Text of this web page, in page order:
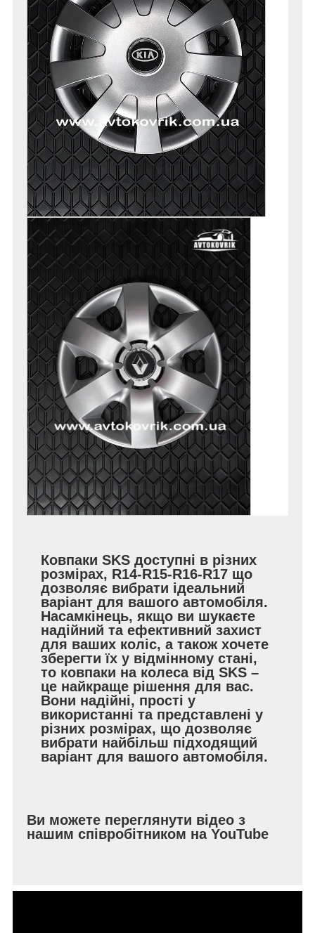
Ковпаки SKS доступні в різних
розмірах, R14-R15-R16-R17 що
дозволяє вибрати ідеальний
варіант для вашого автомобіля.
Насамкінець, якщо ви шукаєте
надійний та ефективний захист
для ваших коліс, а також хочете
зберегти їх у відмінному стані,
то ковпаки на колеса від SKS –
це найкраще рішення для вас.
Вони надійні, прості у
використанні та представлені у
різних розмірах, що дозволяє
вибрати найбільш підходящий
варіант для вашого автомобіля.
Ви можете переглянути відео з
нашим співробітником на YouTube